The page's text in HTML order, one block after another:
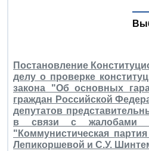
Постановление
делу о проверке
закона "Об основных
граждан Российской
депутатов
в связи с жалобами
"Коммунистическая
Лепикоршевой и С.У.